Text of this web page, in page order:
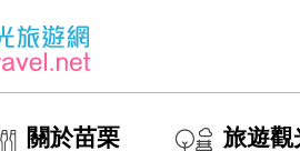
關於苗栗 旅遊觀